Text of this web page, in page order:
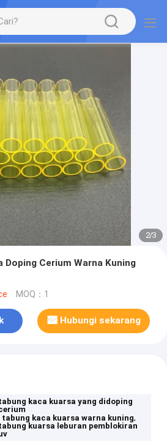
2/3
Doping Cerium Warna Kuning
MOQ：1
Hubungi sekarang
kaca kuarsa yang didoping
tabung kaca kuarsa warna kuning,
kuarsa leburan pemblokiran